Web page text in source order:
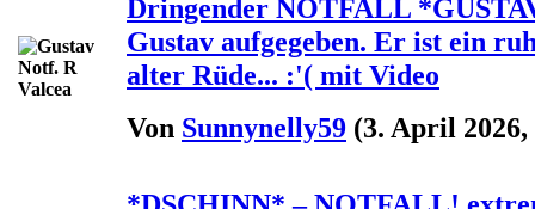
Dringender NOTFALL
Gustav aufgegeben. Er ist ein
alter Rüde... :'( mit Video
Von Sunnynelly59 (3. April 2026,